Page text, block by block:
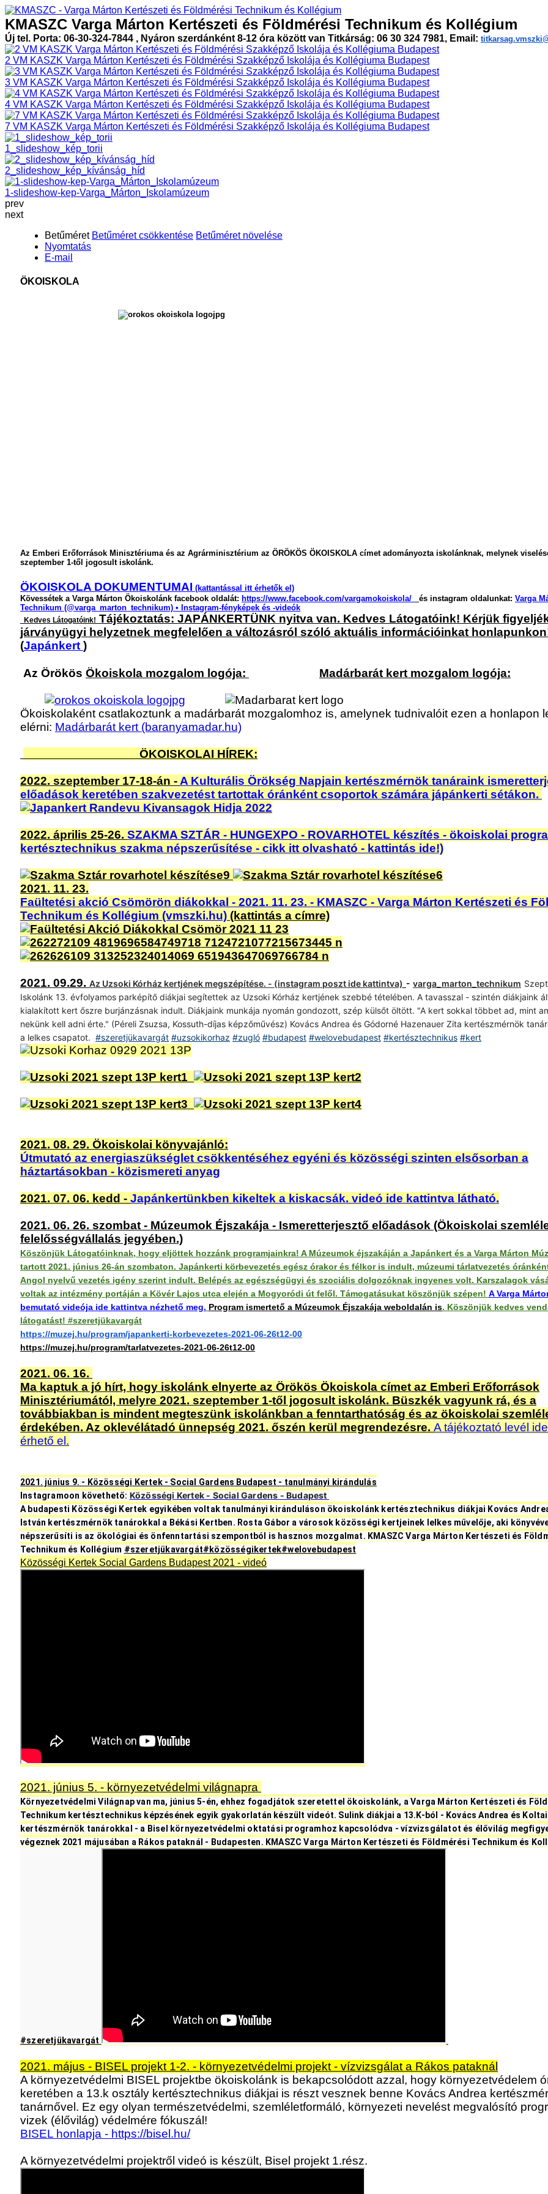
KMASZC Varga Márton Kertészeti és Földmérési Technikum és Kollégium
Új tel. Porta: 06-30-324-7844 , Nyáron szerdánként 8-12 óra között van Titkárság: 06 30 324 7981, Email:
2 VM KASZK Varga Márton Kertészeti és Földmérési Szakképző Iskolája és Kollégiuma Budapest
3 VM KASZK Varga Márton Kertészeti és Földmérési Szakképző Iskolája és Kollégiuma Budapest
4 VM KASZK Varga Márton Kertészeti és Földmérési Szakképző Iskolája és Kollégiuma Budapest
7 VM KASZK Varga Márton Kertészeti és Földmérési Szakképző Iskolája és Kollégiuma Budapest
1_slideshow_kép_torii
2_slideshow_kép_kívánság_híd
1-slideshow-kep-Varga_Márton_Iskolamúzeum
prev
next
Betűméret Betűméret csökkentése Betűméret növelése
Nyomtatás
E-mail
ÖKOISKOLA
Az Emberi Erőforrások Minisztériuma és az Agrárminisztérium az ÖRÖKÖS ÖKOISKOLA címet adományozta iskolánknak, melynek
szeptember 1-től jogosult iskolánk.
ÖKOISKOLA DOKUMENTUMAI (kattantással itt érhetők el)
Kövessétek a Varga Márton Ökoiskolánk facebook oldalát: https://www.facebook.com/vargamokoiskola/ és instagram oldalunkat: Varga
Technikum (@varga_marton_technikum) • Instagram-fényképek és -videók
Kedves Látogatóink! Tájékoztatás: JAPÁNKERTÜNK nyitva van. Kedves Látogatóink! Kérjük
járványügyi helyzetnek megfelelően a változásról szóló aktuális információinkat
(Japánkert )
Az Örökös Ökoiskola mozgalom logója: Madárbarát kert mozgalom logója:
Ökoiskolaként csatlakoztunk a madárbarát mozgalomhoz is, amelynek tudnivalóit ezen a honlapon
elérni: Madárbarát kert (baranyamadar.hu)
ÖKOISKOLAI HÍREK:
2022. szeptember 17-18-án - A Kulturális Örökség Napjain kertészmérnök tanáraink
előadások keretében szakvezetést tartottak óránként csoportok számára jápánkerti sétákon.
2022. április 25-26. SZAKMA SZTÁR - HUNGEXPO - ROVARHOTEL készítés - ökoiskolai
kertésztechnikus szakma népszerűsítése - cikk itt olvasható - kattintás ide!)
2021. 11. 23.
Faültetési akció Csömörön diákokkal - 2021. 11. 23. - KMASZC - Varga Márton Kertészeti és
Technikum és Kollégium (vmszki.hu) (kattintás a címre)
2021. 09.29. Az Uzsoki Kórház kertjének megszépítése. - (instagram poszt ide kattintva) - varga_marton_technikum
Iskolánk 13. évfolyamos parképítő diákjai segítettek az Uzsoki Kórház kertjének szebbé tételében. A tavasszal - szintén diákjaink
kialakított kert őszre burjánzásnak indult. Diákjaink munkája nyomán gondozott, szép külsőt öltött. "A kert sokkal többet ad, mint
nekünk kell adni érte." (Péreli Zsuzsa, Kossuth-díjas képzőművész) Kovács Andrea és Gódorné Hazenauer Zita kertészmérnök
a lelkes csapatot. #szeretjükavargát #uzsokikorhaz #zugló #budapest #welovebudapest #kertésztechnikus #kert
2021. 08. 29. Ökoiskolai könyvajánló:
Útmutató az energiaszükséglet csökkentéséhez egyéni és közösségi szinten elsősorban a
háztartásokban - közismereti anyag
2021. 07. 06. kedd - Japánkertünkben kikeltek a kiskacsák. videó ide kattintva látható.
2021. 06. 26. szombat - Múzeumok Éjszakája - Ismeretterjesztő előadások (Ökoiskolai
felelősségvállalás jegyében.)
Köszönjük Látogatóinknak, hogy eljöttek hozzánk programjainkra! A Múzeumok éjszakáján a Japánkert és a Varga Márton
tartott 2021. június 26-án szombaton. Japánkerti körbevezetés egész órakor és félkor is indult, múzeumi tárlatvezetés
Angol nyelvű vezetés igény szerint indult. Belépés az egészségügyi és szociális dolgozóknak ingyenes volt. Karszalagok
voltak az intézmény portáján a Kövér Lajos utca elején a Mogyoródi út felől. Támogatásukat köszönjük szépen! A Varga
bemutató videója ide kattintva nézhető meg. Program ismertető a Múzeumok Éjszakája weboldalán is. Köszönjük kedves
látogatást! #szeretjükavargát
https://muzej.hu/program/japankerti-korbevezetes-2021-06-26t12-00
https://muzej.hu/program/tarlatvezetes-2021-06-26t12-00
2021. 06. 16.
Ma kaptuk a jó hírt, hogy iskolánk elnyerte az Örökös Ökoiskola címet az Emberi Erőforrások
Minisztériumától, melyre 2021. szeptember 1-től jogosult iskolánk. Büszkék vagyunk rá, és a
továbbiakban is mindent megteszünk iskolánkban a fenntarthatóság és az ökoiskolai
érdekében. Az oklevélátadó ünnepség 2021. őszén kerül megrendezésre. A tájékoztató levél
érhető el.
2021. június 9. - Közösségi Kertek - Social Gardens Budapest - tanulmányi kirándulás
nstagramoon követhető: Közösségi Kertek - Social Gardens - Budapest
A budapesti Közösségi Kertek egyikében voltak tanulmányi kiránduláson ökoiskolánk kertésztechnikus diákjai Kovács
István kertészmérnök tanárokkal a Békási Kertben. Rosta Gábor a városok közösségi kertjeinek lelkes művelője, aki
népszerűsíti is az ökológiai és önfenntartási szempontból is hasznos mozgalmat. KMASZC Varga Márton Kertészeti és
Technikum és Kollégium #szeretjükavargát#közösségikertek#welovebudapest
Közösségi Kertek Social Gardens Budapest 2021 - videó
2021. június 5. - környezetvédelmi világnapra
Környezetvédelmi Világnap van ma, június 5-én, ehhez fogadjátok szeretettel ökoiskolánk, a Varga Márton Kertészeti és
Technikum kertésztechnikus képzésének egyik gyakorlatán készült videót. Sulink diákjai a 13.K-ból - Kovács Andrea és
kertészmérnök tanárokkal - a Bisel környezetvédelmi oktatási programhoz kapcsolódva - vízvizsgálatot és élővilág
végeznek 2021 májusában a Rákos pataknál - Budapesten. KMASZC Varga Márton Kertészeti és Földmérési Technikum és
#szeretjükavargát
2021. május - BISEL projekt 1-2. - környezetvédelmi projekt - vízvizsgálat a Rákos pataknál
A környezetvédelmi BISEL projektbe ökoiskolánk is bekapcsolódott azzal, hogy környezetvédelem
keretében a 13.k osztály kertésztechnikus diákjai is részt vesznek benne Kovács Andrea
tanárnővel. Ez egy olyan természetvédelmi, szemléletformáló, környezeti nevelést megvalósító
vizek (élővilág) védelmére fókuszál!
BISEL honlapja - https://bisel.hu/
A környezetvédelmi projektről videó is készült, Bisel projekt 1.rész.